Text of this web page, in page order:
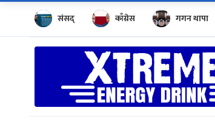
संसद् काँग्रेस गगन थापा